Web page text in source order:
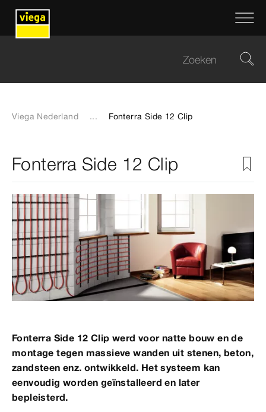
Viega Nederland ... Fonterra Side 12 Clip
Fonterra Side 12 Clip
Fonterra Side 12 Clip werd voor natte bouw en de
montage tegen massieve wanden uit stenen, beton,
zandsteen enz. ontwikkeld. Het systeem kan
eenvoudig worden geïnstalleerd en later
bepleisterd.